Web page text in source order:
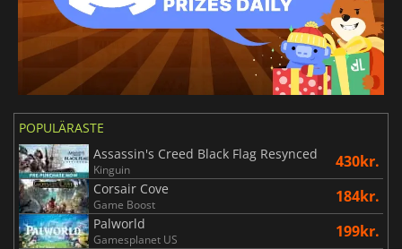
POPULÄRASTE
Assassin's Creed Black Flag Resynced
Kinguin 430kr.
Corsair Cove
Game Boost 184kr.
Palworld
Gamesplanet US 199kr.